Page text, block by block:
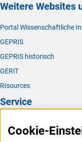
Weitere Websites
Portal Wissenschaftliche
GEPRIS
GEPRIS historisch
GERiT
RIsources
Service
FAQCookie-